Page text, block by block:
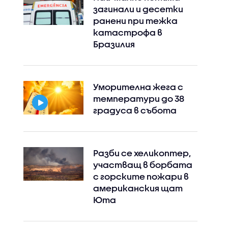
загинали и десетки
ранени при тежка
катастрофа в
Бразилия
Уморителна жега с
температури до 38
градуса в събота
Разби се хеликоптер,
участващ в борбата
с горските пожари в
американския щат
Юта